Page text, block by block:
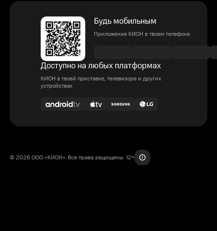
Будь мобильным
Приложение КИОН в твоем телефоне
Доступно на любых платформах
КИОН в твоей приставке, телевизоре и других
устройствах
© 2026 ООО «КИОН». Все права защищены. 12+